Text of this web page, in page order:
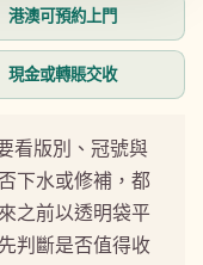
窗
開
港澳可預約上門
現金或轉賬交收
看版別、冠號與
下水或修補，都
之前以透明袋平
判斷是否值得收